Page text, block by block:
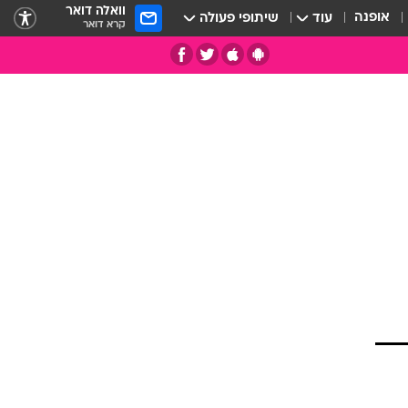
אופנה עוד שיתופי פעולה וואלה דואר
קרא דואר